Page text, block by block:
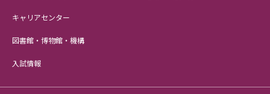
キャリアセンター
図書館・博物館・機構
入試情報